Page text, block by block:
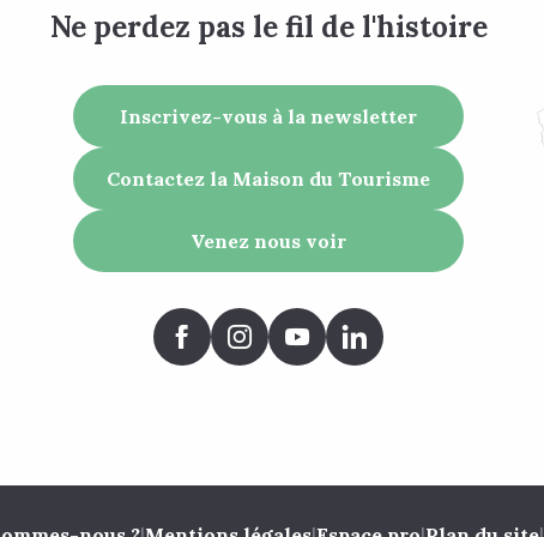
Ne perdez pas le fil de l'histoire
Inscrivez-vous à la newsletter
Contactez la Maison du Tourisme
Venez nous voir